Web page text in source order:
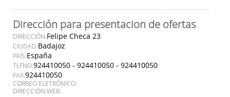
Dirección para presentacion de ofertas
DIRECCIÓN:Felipe Checa 23
CIUDAD:Badajoz
PAÍS:España
TLFNO:924410050 - 924410050 - 924410050
FAX:924410050
CORREO ELETRÓNICO:
DIRECCIÓN WEB: